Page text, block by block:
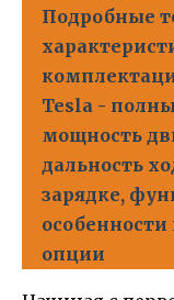
Подробные
Tesla -
мощность
дальность
зарядке,
опции